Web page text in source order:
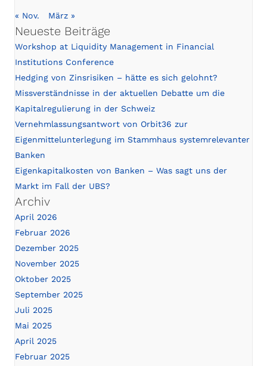
« Nov. März »
Neueste Beiträge
Workshop at Liquidity Management in Financial
Institutions Conference
Hedging von Zinsrisiken – hätte es sich gelohnt?
Missverständnisse in der aktuellen Debatte um die
Kapitalregulierung in der Schweiz
Vernehmlassungsantwort von Orbit36 zur
Eigenmittelunterlegung im Stammhaus systemrelevanter
Banken
Eigenkapitalkosten von Banken – Was sagt uns der
Markt im Fall der UBS?
Archiv
April 2026
Februar 2026
Dezember 2025
November 2025
Oktober 2025
September 2025
Juli 2025
Mai 2025
April 2025
Februar 2025